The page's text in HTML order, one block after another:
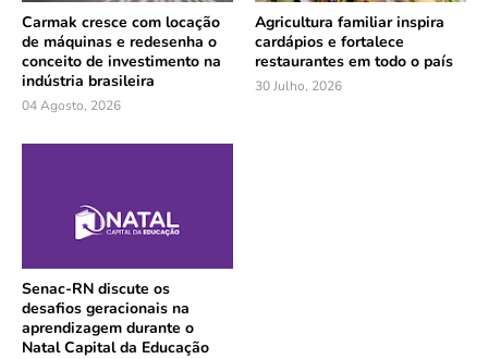
Carmak cresce com locação
de máquinas e redesenha o
conceito de investimento na
indústria brasileira
04 Agosto, 2026
Agricultura familiar inspira
cardápios e fortalece
restaurantes em todo o país
30 Julho, 2026
Senac-RN discute os
desafios geracionais na
aprendizagem durante o
Natal Capital da Educação